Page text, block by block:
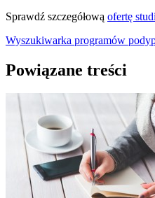
Sprawdź szczegółową ofertę
Wyszukiwarka programów
Powiązane treści